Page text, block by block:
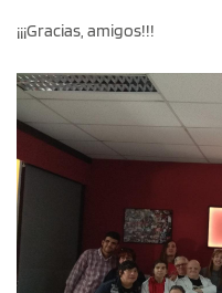
¡¡¡Gracias, amigos!!!